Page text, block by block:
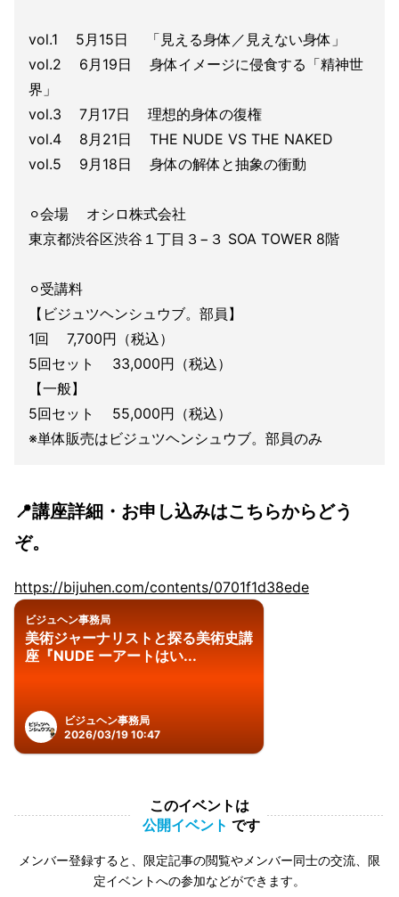
vol.1 5月15日 「見える身体／見えない身体」
vol.2 6月19日 身体イメージに侵食する「精神世
界」
vol.3 7月17日 理想的身体の復権
vol.4 8月21日 THE NUDE VS THE NAKED
vol.5 9月18日 身体の解体と抽象の衝動
⚪︎会場 オシロ株式会社
東京都渋谷区渋谷１丁目３−３ SOA TOWER 8階
⚪︎受講料
【ビジュツヘンシュウブ。部員】
1回 7,700円（税込）
5回セット 33,000円（税込）
【一般】
5回セット 55,000円（税込）
※単体販売はビジュツヘンシュウブ。部員のみ
📍講座詳細・お申し込みはこちらからどう
ぞ。
https://bijuhen.com/contents/0701f1d38ede
ビジュヘン事務局
美術ジャーナリストと探る美術史講
座『NUDE ーアートはい...
ビジュヘン事務局
2026/03/19 10:47
このイベントは
公開イベント です
メンバー登録すると、限定記事の閲覧やメンバー同士の交流、限
定イベントへの参加などができます。